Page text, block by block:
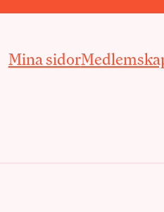
Mina sidor